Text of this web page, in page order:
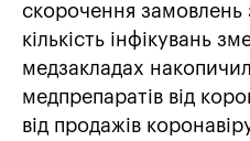
скорочення замовлень
кількість інфікувань
медзакладах
медпрепаратів від
від продажів